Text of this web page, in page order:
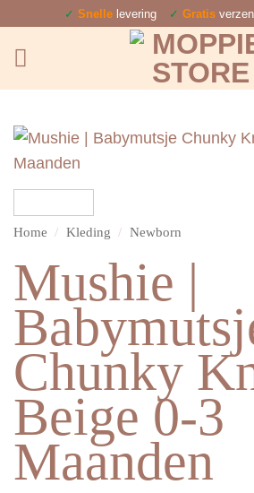
inhoud
✓ Snellelevering ✓ Gratis
Home / Kleding / Newborn
Mushie |
Chunky
Beige 0-3
Maanden